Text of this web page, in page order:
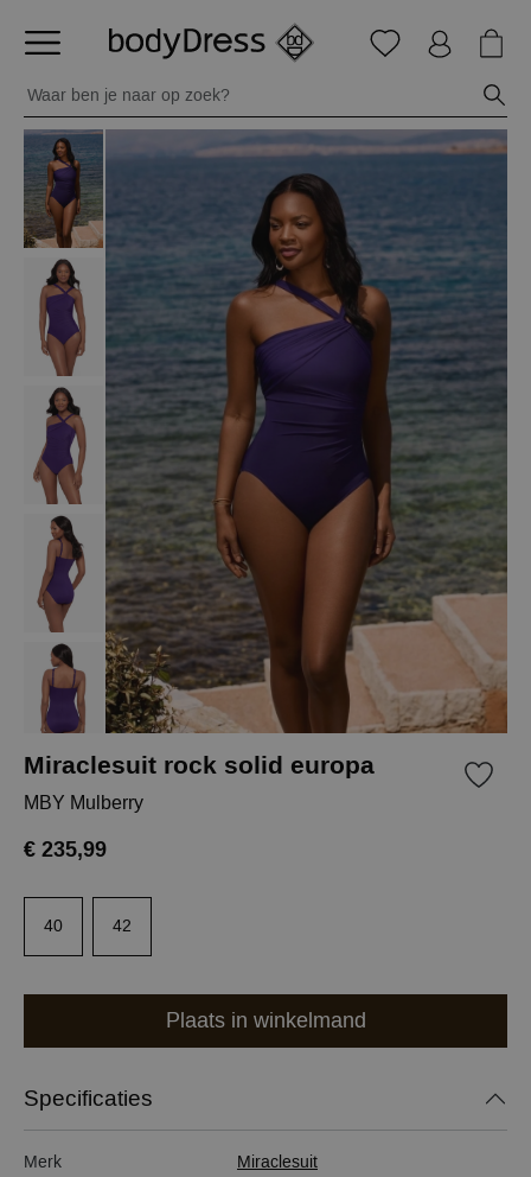
Miraclesuit rock solid europa
MBY Mulberry
€ 235,99
40 42
Plaats in winkelmand
Specificaties
Merk
Miraclesuit